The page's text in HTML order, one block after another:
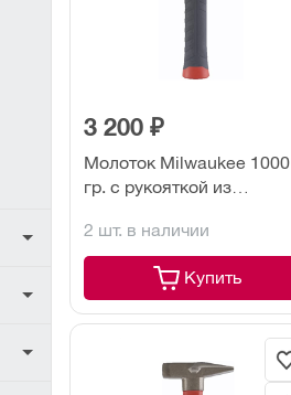
3 200 ₽
Молоток Milwaukee 1000
гр. с рукояткой из
2 шт. в наличии
Купить